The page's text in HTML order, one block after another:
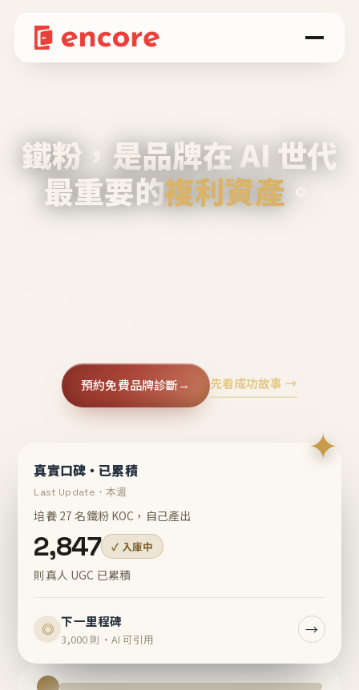
鐵粉，是品牌在 AI 世代
最重要的複利資產 。
預約免費品牌診斷→ 先看成功故事 →
✦
真實口碑・已累積
Last Update・本週
培養 27 名鐵粉 KOC，自己產出
2,847 ✓ 入庫中
則真人 UGC 已累積
◎ 下一里程碑
3,000 則・AI 可引用
→